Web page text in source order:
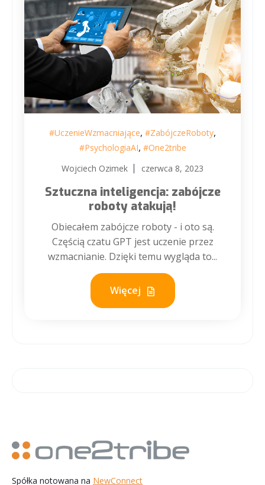
#UczenieWzmacniające, #ZabójczeRoboty,
#PsychologiaAI, #One2tribe
Wojciech Ozimek
czerwca 8, 2023
Sztuczna inteligencja: zabójcze
roboty atakują!
Obiecałem zabójcze roboty - i oto są.
Częścią czatu GPT jest uczenie przez
wzmacnianie. Dzięki temu wygląda to...
Więcej
Spółka notowana na NewConnect